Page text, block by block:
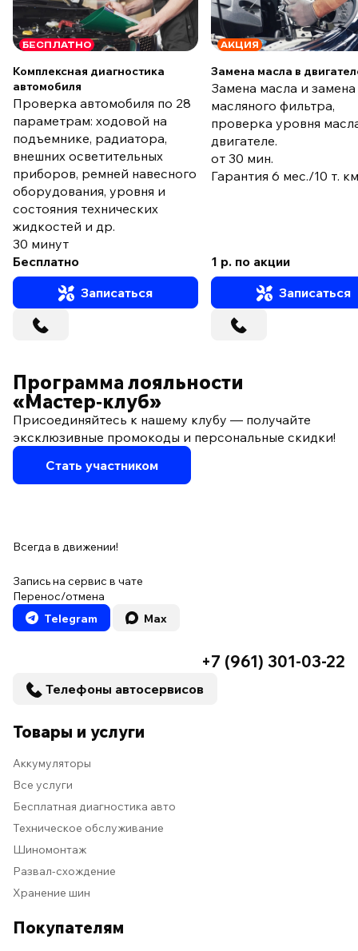
БЕСПЛАТНО
Комплексная диагностика
автомобиля
Проверка автомобиля по 28
параметрам: ходовой на
подъемнике, радиатора,
внешних осветительных
приборов, ремней навесного
оборудования, уровня и
состояния технических
жидкостей и др.
30 минут
Бесплатно
Записаться
АКЦИЯ
Замена масла в
Замена масла и замена
масляного фильтра,
проверка уровня
двигателе.
от 30 мин.
Гарантия 6 мес./10 т.
1 р. по акции
Записаться
Программа лояльности
«Мастер‑клуб»
Присоединяйтесь к нашему клубу — получайте
эксклюзивные промокоды и персональные скидки!
Стать участником
Всегда в движении!
Запись на сервис в чате
Перенос/отмена
Telegram
Max
+7 (961) 301-03-22
Телефоны автосервисов
Товары и услуги
Аккумуляторы
Все услуги
Бесплатная диагностика авто
Техническое обслуживание
Шиномонтаж
Развал-схождение
Хранение шин
Покупателям